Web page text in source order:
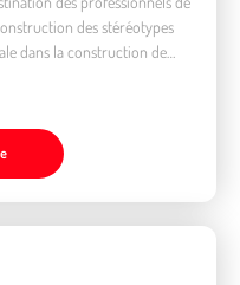
des stéréotypes
dans la construction de